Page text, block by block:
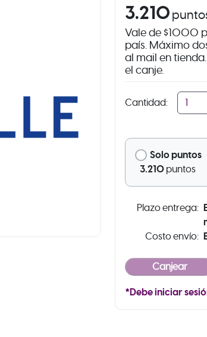
3.210
Vale de $1000
país. Máximo
al mail en
el canje.
Cantidad:
Solo puntos
3.210 puntos
Plazo entrega:
Costo envío:
*Debe iniciar